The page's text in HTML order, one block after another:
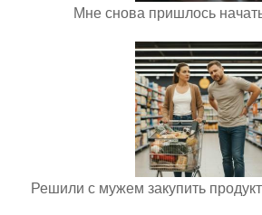
Мне снова пришлось
Решили с мужем закупить